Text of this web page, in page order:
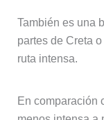
También es una
partes de Creta
ruta intensa.
En comparación